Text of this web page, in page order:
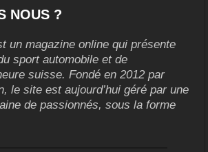
NOUS ?
un magazine online qui présente
sport automobile et de
suisse. Fondé en 2012 par
le site est aujourd’hui géré par une
de passionnés, sous la forme